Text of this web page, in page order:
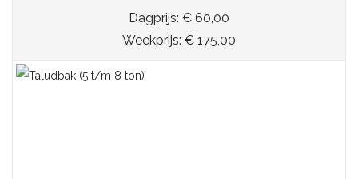
Dagprijs: € 60,00
Weekprijs: € 175,00